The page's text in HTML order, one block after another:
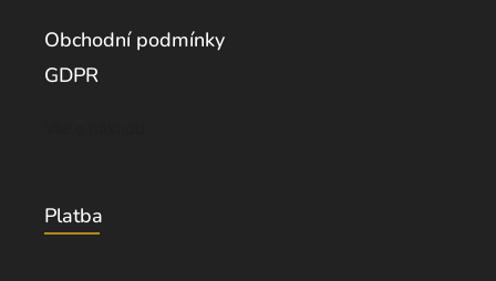
Obchodní podmínky
GDPR
Platba